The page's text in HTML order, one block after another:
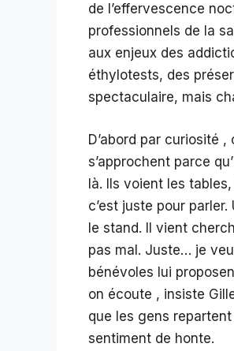
de l’effervescence
professionnels de la
aux enjeux des
éthylotests, des
spectaculaire, mais
D’abord par curiosité
s’approchent parce
là. Ils voient les
c’est juste pour
le stand. Il vient
pas mal. Juste… je
bénévoles lui
on écoute , insiste
que les gens
sentiment de honte.